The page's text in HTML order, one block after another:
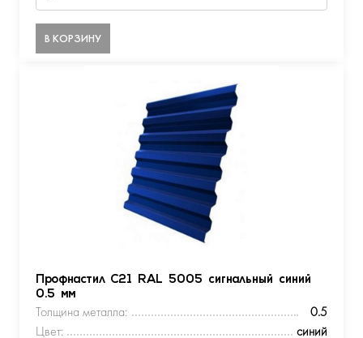
В КОРЗИНУ
Профнастил С21 RAL 5005 сигнальный синий
0.5 мм
Толщина металла:
0.5
Цвет:
синий